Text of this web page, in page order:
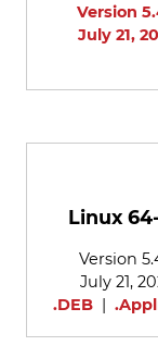
Version
July 21,
Linux
Version
July 21,
.DEB |